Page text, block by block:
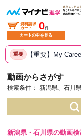
資料請求
カート
0件
カートの中を見る
重要 【重要】My
動画からさがす
検索条件： 新潟県、石川
新潟県・石川県の動画検